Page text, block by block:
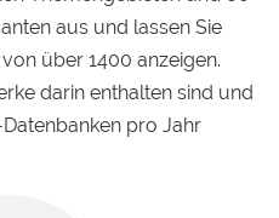
aus und lassen Sie
über 1400 anzeigen.
darin enthalten sind und
pro Jahr